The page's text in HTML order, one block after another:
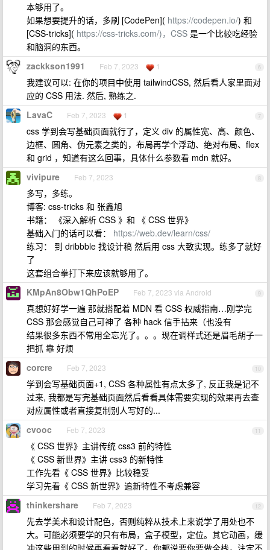
本够用了。
如果想要提升的话，多刷 [CodePen]( https://codepen.io/) 和
[CSS-tricks]( https://css-tricks.com/)，CSS 是一个比较吃经验
和脑洞的东西。
6
zackkson1991 Feb 7, 2023 1
我建议可以: 在你的项目中使用 tailwindCSS, 然后看人家里面对
应的 CSS 用法. 然后, 熟练之.
7
LavaC Feb 7, 2023 1
css 学到会写基础页面就行了，定义 div 的属性宽、高、颜色、
边框、圆角、伪元素之类的，布局再学个浮动、绝对布局、flex
和 grid ，知道有这么回事，具体什么参数看 mdn 就好。
8
vivipure Feb 7, 2023
多写，多练。
博客: css-tricks 和 张鑫旭
书籍： 《深入解析 CSS 》和 《 CSS 世界》
基础入门的话可以看： https://web.dev/learn/css/
练习： 到 dribbble 找设计稿 然后用 css 大致实现。练多了就好
了
这套组合拳打下来应该就够用了。
9
KMpAn8Obw1QhPoEP Feb 7, 2023 via Android
真想好好学一遍 那就搭配着 MDN 看 CSS 权威指南…刚学完
CSS 那会感觉自己可神了 各种 hack 信手拈来（也没有
结果很多东西不常用全忘光了。。。现在调样式还是眉毛胡子一
把抓 靠 好烦
10
corcre Feb 7, 2023
学到会写基础页面+1, CSS 各种属性有点太多了, 反正我是记不
过来, 我都是写完基础页面然后看看具体需要实现的效果再去查
对应属性或者直接复制别人写好的...
11
cvooc Feb 7, 2023
《 CSS 世界》主讲传统 css3 前的特性
《 CSS 新世界》主讲 css3 的新特性
工作先看《 CSS 世界》比较稳妥
学习先看《 CSS 新世界》追新特性不考虑兼容
12
thinkershare Feb 7, 2023
先去学美术和设计配色，否则纯粹从技术上来说学了用处也不
大。可能必须要学的只有布局，盒子模型，定位。其它动画，缓
冲这些用到的时候再看看就好了。你都说要你要做全栈，注定不